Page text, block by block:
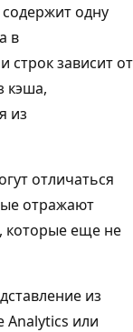
содержит одну
в
строк зависит от
кэша,
из
отличаться
отражают
которые еще не
из
Analytics или